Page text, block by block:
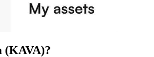
(KAVA)?